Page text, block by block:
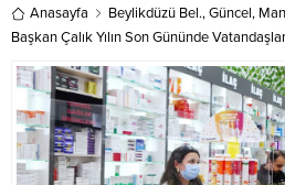
Anasayfa Beylikdüzü Bel.,Güncel,
Başkan Çalık Yılın Son Gününde